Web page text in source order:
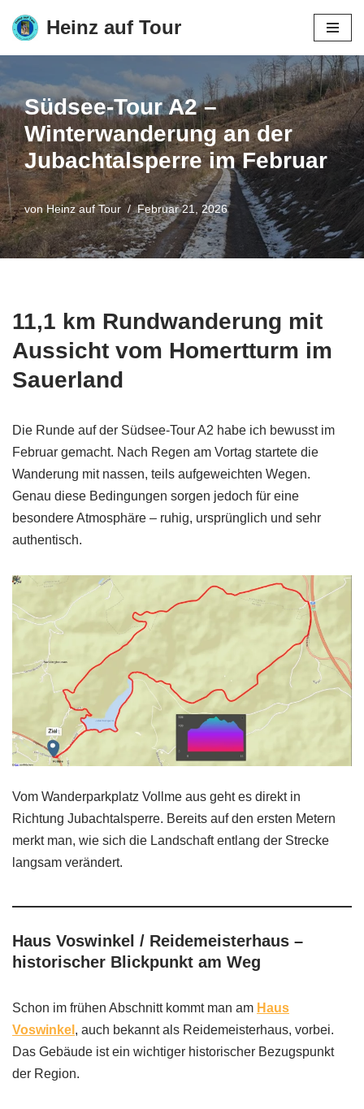
Zum
springen
Heinz auf Tour
Südsee-Tour A2 –
Winterwanderung an der
Jubachtalsperre im Februar
vonHeinz auf Tour Februar 21, 2026
11,1 km Rundwanderung mit
Aussicht vom Homertturm im
Sauerland
Die Runde auf der Südsee-Tour A2 habe ich bewusst im
Februar gemacht. Nach Regen am Vortag startete die
Wanderung mit nassen, teils aufgeweichten Wegen.
Genau diese Bedingungen sorgen jedoch für eine
besondere Atmosphäre – ruhig, ursprünglich und sehr
authentisch.
Vom Wanderparkplatz Vollme aus geht es direkt in
Richtung Jubachtalsperre. Bereits auf den ersten Metern
merkt man, wie sich die Landschaft entlang der Strecke
langsam verändert.
Haus Voswinkel / Reidemeisterhaus –
historischer Blickpunkt am Weg
Schon im frühen Abschnitt kommt man am Haus
Voswinkel , auch bekannt als Reidemeisterhaus, vorbei.
Das Gebäude ist ein wichtiger historischer Bezugspunkt
der Region.